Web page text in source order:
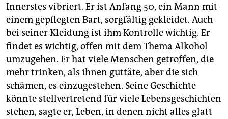
Innerstes vibriert. Er ist Anfang 50, ein Mann mit
einem gepflegten Bart, sorgfältig gekleidet. Auch
bei seiner Kleidung ist ihm Kontrolle wichtig. Er
findet es wichtig, offen mit dem Thema Alkohol
umzugehen. Er hat viele Menschen getroffen, die
mehr trinken, als ihnen guttäte, aber die sich
schämen, es einzugestehen. Seine Geschichte
könnte stellvertretend für viele Lebensgeschichten
stehen, sagte er, Leben, in denen nicht alles glatt